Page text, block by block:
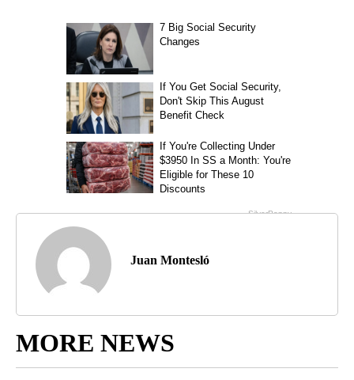
Juan Montesló
MORE NEWS